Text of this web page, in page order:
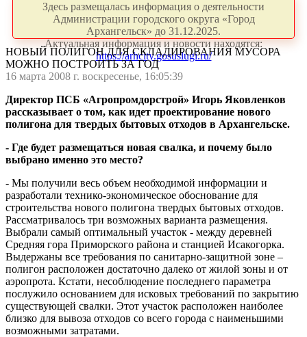
Здесь размещалась информация о деятельности
Администрации городского округа «Город
Архангельск» до 31.12.2025.
Актуальная информация и новости находятся:
https://arhcity.gosuslugi.ru/
НОВЫЙ ПОЛИГОН ДЛЯ СКЛАДИРОВАНИЯ МУСОРА
МОЖНО ПОСТРОИТЬ ЗА ГОД
16 марта 2008 г. воскресенье, 16:05:39
Директор ПСБ «Агропромдорстрой» Игорь Яковленков
рассказывает о том, как идет проектирование нового
полигона для твердых бытовых отходов в Архангельске.
- Где будет размещаться новая свалка, и почему было
выбрано именно это место?
- Мы получили весь объем необходимой информации и
разработали технико-экономическое обоснование для
строительства нового полигона твердых бытовых отходов.
Рассматривалось три возможных варианта размещения.
Выбрали самый оптимальный участок - между деревней
Средняя гора Приморского района и станцией Исакогорка.
Выдержаны все требования по санитарно-защитной зоне –
полигон расположен достаточно далеко от жилой зоны и от
аэропрота. Кстати, несоблюдение последнего параметра
послужило основанием для исковых требований по закрытию
существующей свалки. Этот участок расположен наиболее
близко для вывоза отходов со всего города с наименьшими
возможными затратами.